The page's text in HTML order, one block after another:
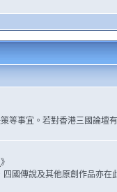
等事宜。若對香港三國論壇
》
國傳說及其他原創作品亦在